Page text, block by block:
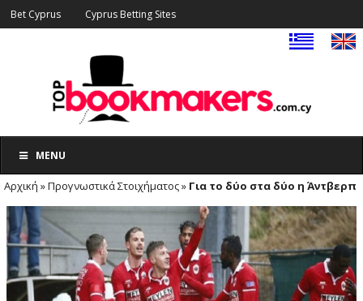
Bet Cyprus Cyprus Betting Sites
MENU
Αρχική »Προγνωστικά Στοιχήματος» Για το δύο στα δύο η Άντβερπ